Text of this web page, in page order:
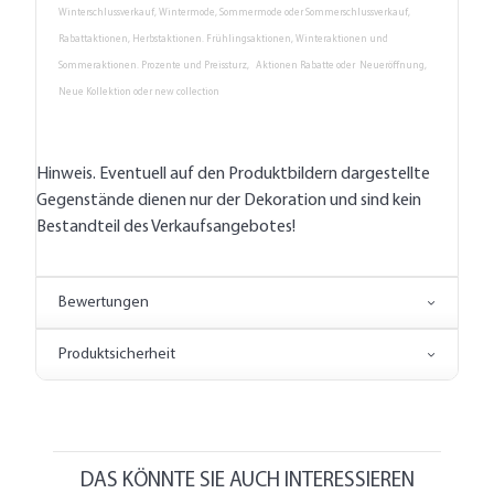
Winterschlussverkauf, Wintermode, Sommermode oder Sommerschlussverkauf,
Rabattaktionen, Herbstaktionen. Frühlingsaktionen, Winteraktionen und
Sommeraktionen. Prozente und Preissturz, Aktionen Rabatte oder Neueröffnung,
Neue Kollektion oder new collection
Hinweis. Eventuell auf den Produktbildern dargestellte
Gegenstände dienen nur der Dekoration und sind kein
Bestandteil des Verkaufsangebotes!
Bewertungen
Produktsicherheit
DAS KÖNNTE SIE AUCH INTERESSIEREN